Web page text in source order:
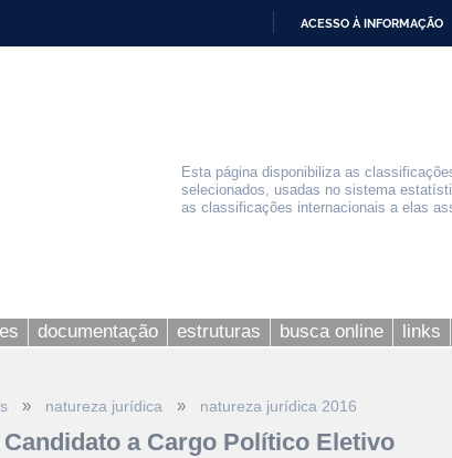
ACESSO À INFORMAÇÃO
Esta página disponibiliza as
selecionados, usadas no sistema
as classificações internacionais a elas
documentação estruturas busca online links
» natureza jurídica » natureza jurídica 2016
Candidato a Cargo Político Eletivo